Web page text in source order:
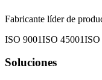
Fabricante líder de
ISO 9001ISO 45001ISO
Soluciones